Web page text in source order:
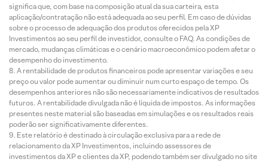
significa que, com base na composição atual da sua carteira, esta
aplicação/contratação não está adequada ao seu perfil. Em caso de dúvidas
sobre o processo de adequação dos produtos oferecidos pela XP
Investimentos ao seu perfil de investidor, consulte o FAQ. As condições de
mercado, mudanças climáticas e o cenário macroeconômico podem afetar o
desempenho do investimento.
A rentabilidade de produtos financeiros pode apresentar variações e seu
preço ou valor pode aumentar ou diminuir num curto espaço de tempo. Os
desempenhos anteriores não são necessariamente indicativos de resultados
futuros. A rentabilidade divulgada não é líquida de impostos. As informações
presentes neste material são baseadas em simulações e os resultados reais
poderão ser significativamente diferentes.
Este relatório é destinado à circulação exclusiva para a rede de
relacionamento da XP Investimentos, incluindo assessores de
investimentos da XP e clientes da XP, podendo também ser divulgado no site